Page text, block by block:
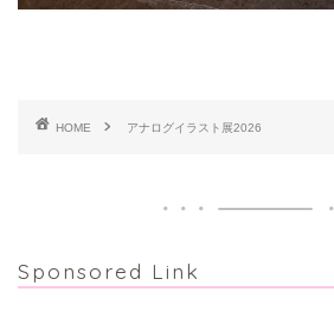
HOME アナログイラスト展2026
Sponsored Link